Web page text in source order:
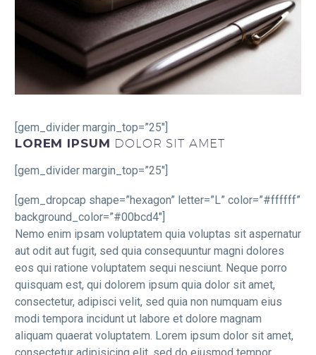
[gem_divider margin_top=”25″]
LOREM IPSUM DOLOR SIT AMET
[gem_divider margin_top=”25″]
[gem_dropcap shape=”hexagon” letter=”L” color=”#ffffff”
background_color=”#00bcd4″]
Nemo enim ipsam voluptatem quia voluptas sit aspernatur
aut odit aut fugit, sed quia consequuntur magni dolores
eos qui ratione voluptatem sequi nesciunt. Neque porro
quisquam est, qui dolorem ipsum quia dolor sit amet,
consectetur, adipisci velit, sed quia non numquam eius
modi tempora incidunt ut labore et dolore magnam
aliquam quaerat voluptatem. Lorem ipsum dolor sit amet,